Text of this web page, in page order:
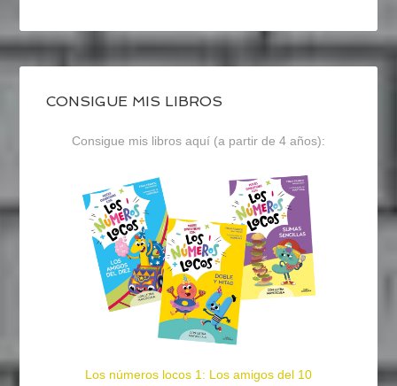
CONSIGUE MIS LIBROS
Consigue mis libros aquí (a partir de 4 años):
Los números locos 1: Los amigos del 10